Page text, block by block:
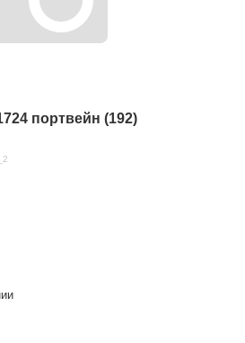
портвейн (192)